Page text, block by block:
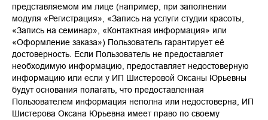
представляемом им лице (например, при заполнении
модуля «Регистрация», «Запись на услуги студии красоты,
«Запись на семинар», «Контактная информация» или
«Оформление заказа») Пользователь гарантирует её
достоверность. Если Пользователь не предоставляет
необходимую информацию, предоставляет недостоверную
информацию или если у ИП Шистеровой Оксаны Юрьевны
будут основания полагать, что предоставленная
Пользователем информация неполна или недостоверна, ИП
Шистерова Оксана Юрьевна имеет право по своему